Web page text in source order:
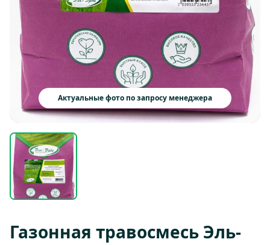
Актуальные фото по запросу менеджера
Газонная травосмесь Эль-